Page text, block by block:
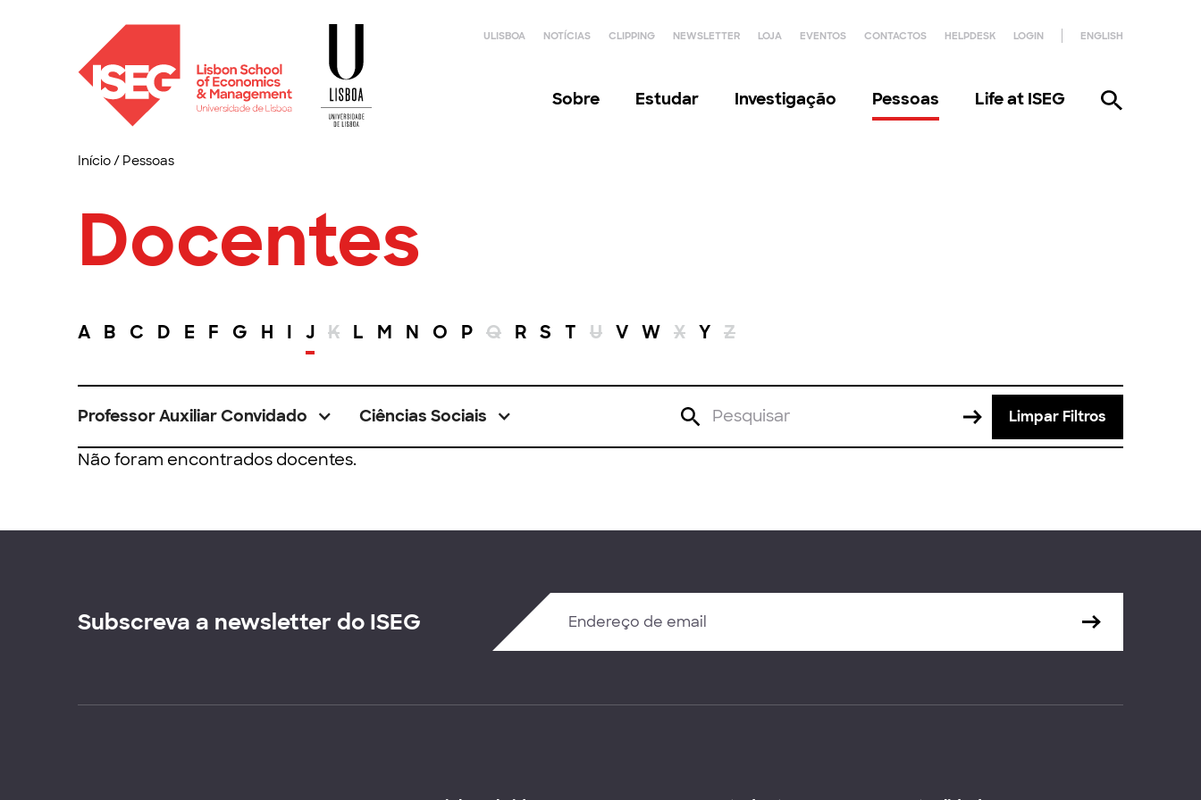
ULISBOA NOTÍCIAS CLIPPING NEWSLETTER LOJA EVENTOS CONTACTOS HELPDESK LOGIN ENGLISH
Sobre Estudar Investigação Pessoas Life at ISEG
Início/ Pessoas
Docentes
A B C D E F G H I J K L M N O P Q R S T U V W X Y Z
Professor Auxiliar Convidado Ciências Sociais Limpar Filtros
Não foram encontrados docentes.
Subscreva a newsletter do ISEG